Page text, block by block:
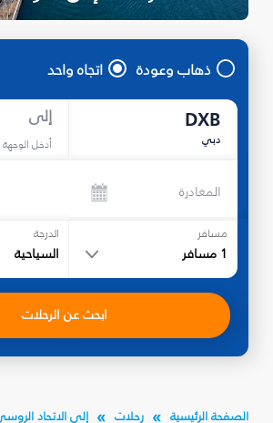
ذهاب وعودة اتجاه واحد
DXB
دبي
إلى
أدخل الوجهة
المغادرة
مسافر
1 مسافر
الدرجة
السياحية
ابحث عن الرحلات
الصفحة الرئيسية رحلات إلى الاتحاد